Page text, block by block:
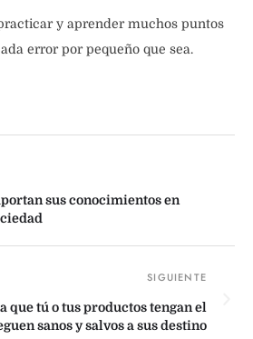
y aprender muchos puntos
error por pequeño que sea.
sus conocimientos en
que tú o tus productos tengan el
sanos y salvos a sus destino